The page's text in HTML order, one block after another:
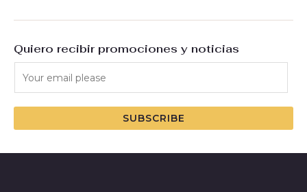
Quiero recibir promociones y noticias
SUBSCRIBE